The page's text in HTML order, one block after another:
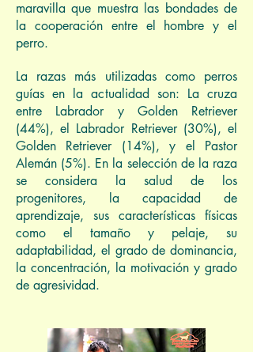
maravilla que muestra las bondades de
la cooperación entre el hombre y el
perro.
La razas más utilizadas como perros
guías en la actualidad son: La cruza
entre Labrador y Golden Retriever
(44%), el Labrador Retriever (30%), el
Golden Retriever (14%), y el Pastor
Alemán (5%). En la selección de la raza
se considera la salud de los
progenitores, la capacidad de
aprendizaje, sus características físicas
como el tamaño y pelaje, su
adaptabilidad, el grado de dominancia,
la concentración, la motivación y grado
de agresividad.